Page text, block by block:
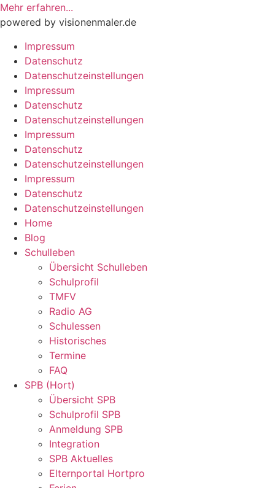
Mehr erfahren...
powered by visionenmaler.de
Impressum
Datenschutz
Datenschutzeinstellungen
Impressum
Datenschutz
Datenschutzeinstellungen
Impressum
Datenschutz
Datenschutzeinstellungen
Impressum
Datenschutz
Datenschutzeinstellungen
Home
Blog
Schulleben
Übersicht Schulleben
Schulprofil
TMFV
Radio AG
Schulessen
Historisches
Termine
FAQ
SPB (Hort)
Übersicht SPB
Schulprofil SPB
Anmeldung SPB
Integration
SPB Aktuelles
Elternportal Hortpro